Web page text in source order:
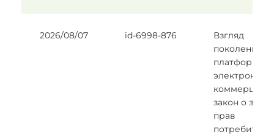
2026/08/07 id-6998-876
Взгляд
поколения Z
платформы
электронной
коммерции
закон о
прав